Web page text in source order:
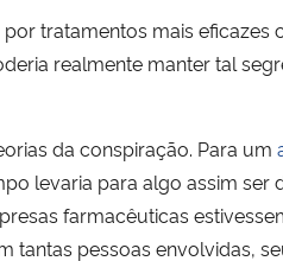
tratamentos mais eficazes
realmente manter tal
da conspiração. Para um
levaria para algo assim ser
farmacêuticas
tantas pessoas envolvidas,